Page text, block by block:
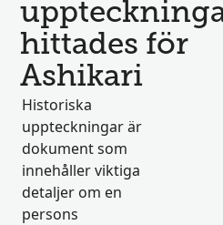
hittades för
Ashikari
Historiska
uppteckningar är
dokument som
innehåller viktiga
detaljer om en
persons